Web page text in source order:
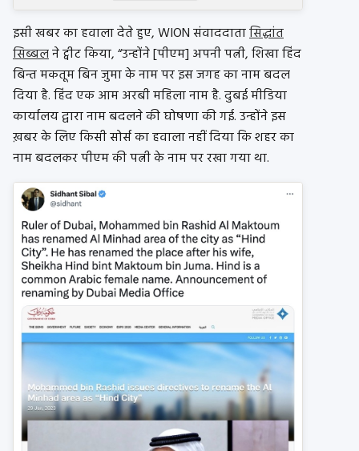
इसी खबर का हवाला देते हुए, WION संवाददातासिद्धांत
सिब्बलने ट्वीट किया, “उन्होंने [पीएम] अपनी पत्नी, शिखा हिंद
बिन्त मकतूम बिन जुमा के नाम पर इस जगह का नाम बदल
दिया है. हिंद एक आम अरबी महिला नाम है. दुबई मीडिया
कार्यालय द्वारा नाम बदलने की घोषणा की गई. उन्होंने इस
ख़बर के लिए किसी सोर्स का हवाला नहीं दिया कि शहर का
नाम बदलकर पीएम की पत्नी के नाम पर रखा गया था.